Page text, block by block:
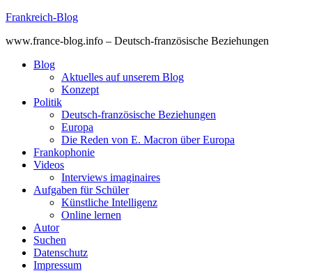
Skip
content
Frankreich-Blog
www.france-blog.info – Deutsch-französische Beziehungen
Blog
Aktuelles auf unserem Blog
Konzept
Politik
Deutsch-französische Beziehungen
Europa
Die Reden von E. Macron über Europa
Frankophonie
Videos
Interviews imaginaires
Aufgaben für Schüler
Künstliche Intelligenz
Online lernen
Autor
Suchen
Datenschutz
Impressum